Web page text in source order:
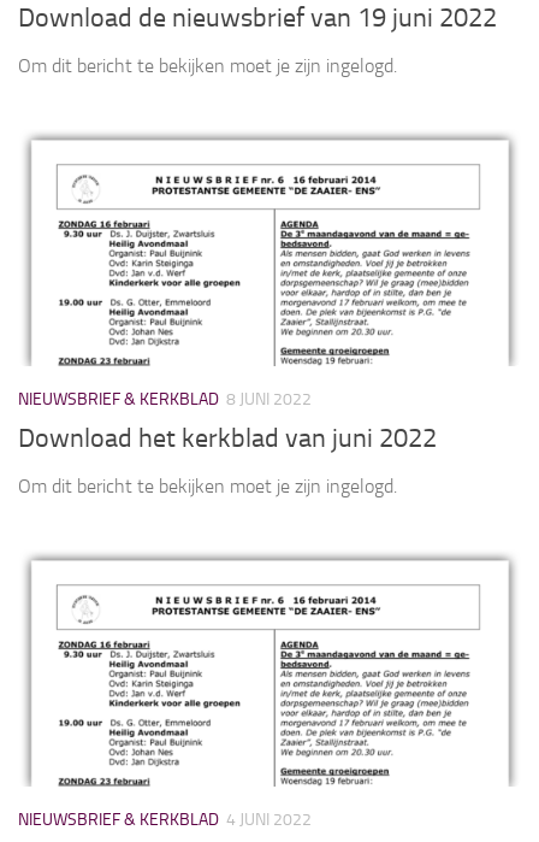
Download de nieuwsbrief van 19 juni 2022
Om dit bericht te bekijken moet je zijn ingelogd.
NIEUWSBRIEF & KERKBLAD 8 JUNI 2022
Download het kerkblad van juni 2022
Om dit bericht te bekijken moet je zijn ingelogd.
NIEUWSBRIEF & KERKBLAD 4 JUNI 2022